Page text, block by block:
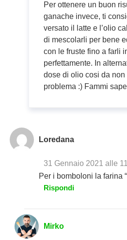
Per ottenere un buon
ganache invece, ti
versato il latte e l’olio
di mescolarli per bene
con le fruste fino a farli
perfettamente. In
dose di olio cosi da non
problema :) Fammi
Loredana
31 Gennaio 2021 alle
Per i bomboloni la farina
Rispondi
Mirko